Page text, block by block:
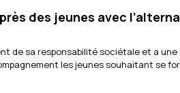
des jeunes avec
de sa responsabilité sociétale et a une
les jeunes souhaitant se